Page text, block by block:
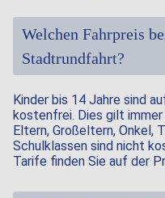
Welchen Fahrpreis
Stadtrundfahrt?
Kinder bis 14 Jahre sind
kostenfrei. Dies gilt
Eltern, Großeltern, Onkel,
Schulklassen sind nicht
Tarife finden Sie auf der